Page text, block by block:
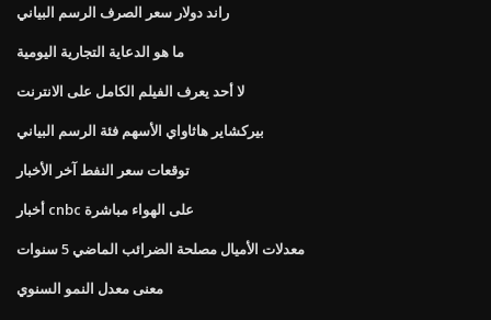
راند دولار سعر الصرف الرسم البياني
ما هو الدعاية التجارية اليومية
لا أحد يعرف الفيلم الكامل على الانترنت
بيركشاير هاثاواي الأسهم فئة الرسم البياني
توقعات سعر النفط آخر الأخبار
أخبار cnbc على الهواء مباشرة
معدلات الأميال مصلحة الضرائب الماضي 5 سنوات
معنى معدل النمو السنوي